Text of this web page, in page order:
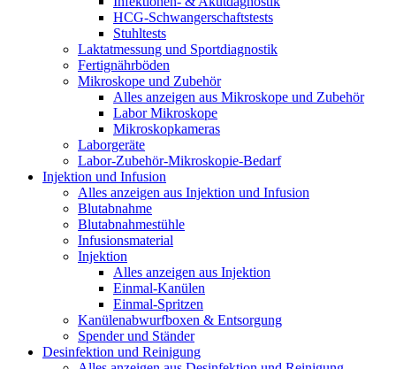
HCG-Schwangerschaftstests
Stuhltests
Laktatmessung und Sportdiagnostik
Fertignährböden
Mikroskope und Zubehör
Alles anzeigen aus Mikroskope und Zubehör
Labor Mikroskope
Mikroskopkameras
Laborgeräte
Labor-Zubehör-Mikroskopie-Bedarf
Injektion und Infusion
Alles anzeigen aus Injektion und Infusion
Blutabnahme
Blutabnahmestühle
Infusionsmaterial
Injektion
Alles anzeigen aus Injektion
Einmal-Kanülen
Einmal-Spritzen
Kanülenabwurfboxen & Entsorgung
Spender und Ständer
Desinfektion und Reinigung